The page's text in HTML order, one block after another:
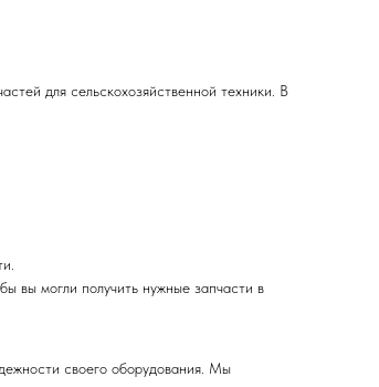
для сельскохозяйственной техники. В
вы могли получить нужные запчасти в
своего оборудования. Мы